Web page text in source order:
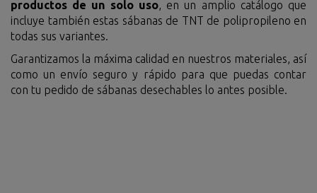
productos de un solo uso, en un amplio catálogo que
incluye también estas sábanas de TNT de polipropileno en
todas sus variantes.
Garantizamos la máxima calidad en nuestros materiales, así
como un envío seguro y rápido para que puedas contar
con tu pedido de sábanas desechables lo antes posible.